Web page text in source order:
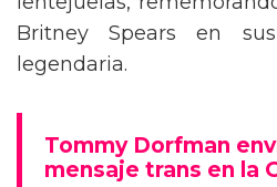
Britney Spears en
legendaria.
Tommy Dorfman
mensaje trans en la